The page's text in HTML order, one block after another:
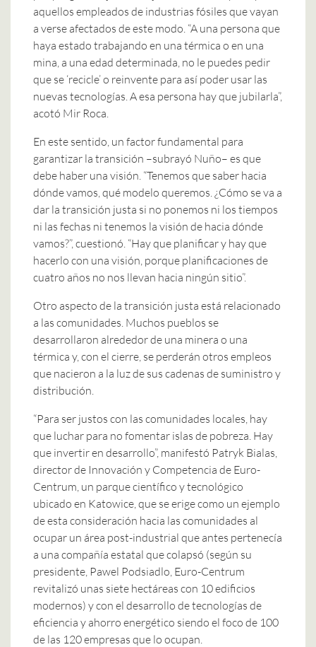
aquellos empleados de industrias fósiles que vayan
a verse afectados de este modo. “A una persona que
haya estado trabajando en una térmica o en una
mina, a una edad determinada, no le puedes pedir
que se ‘recicle’ o reinvente para así poder usar las
nuevas tecnologías. A esa persona hay que jubilarla”,
acotó Mir Roca.
En este sentido, un factor fundamental para
garantizar la transición –subrayó Nuño– es que
debe haber una visión. “Tenemos que saber hacia
dónde vamos, qué modelo queremos. ¿Cómo se va a
dar la transición justa si no ponemos ni los tiempos
ni las fechas ni tenemos la visión de hacia dónde
vamos?”, cuestionó. “Hay que planificar y hay que
hacerlo con una visión, porque planificaciones de
cuatro años no nos llevan hacia ningún sitio”.
Otro aspecto de la transición justa está relacionado
a las comunidades. Muchos pueblos se
desarrollaron alrededor de una minera o una
térmica y, con el cierre, se perderán otros empleos
que nacieron a la luz de sus cadenas de suministro y
distribución.
“Para ser justos con las comunidades locales, hay
que luchar para no fomentar islas de pobreza. Hay
que invertir en desarrollo”, manifestó Patryk Bialas,
director de Innovación y Competencia de Euro-
Centrum, un parque científico y tecnológico
ubicado en Katowice, que se erige como un ejemplo
de esta consideración hacia las comunidades al
ocupar un área post-industrial que antes pertenecía
a una compañía estatal que colapsó (según su
presidente, Pawel Podsiadlo, Euro-Centrum
revitalizó unas siete hectáreas con 10 edificios
modernos) y con el desarrollo de tecnologías de
eficiencia y ahorro energético siendo el foco de 100
de las 120 empresas que lo ocupan.